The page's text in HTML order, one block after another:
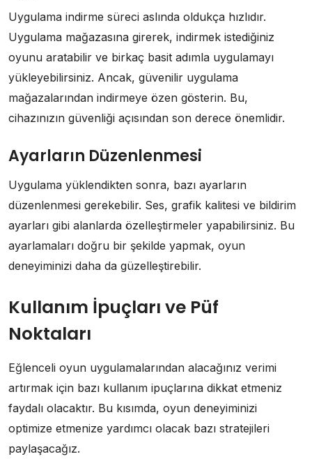
Uygulama indirme süreci aslında oldukça hızlıdır.
Uygulama mağazasına girerek, indirmek istediğiniz
oyunu aratabilir ve birkaç basit adımla uygulamayı
yükleyebilirsiniz. Ancak, güvenilir uygulama
mağazalarından indirmeye özen gösterin. Bu,
cihazınızın güvenliği açısından son derece önemlidir.
Ayarların Düzenlenmesi
Uygulama yüklendikten sonra, bazı ayarların
düzenlenmesi gerekebilir. Ses, grafik kalitesi ve bildirim
ayarları gibi alanlarda özelleştirmeler yapabilirsiniz. Bu
ayarlamaları doğru bir şekilde yapmak, oyun
deneyiminizi daha da güzelleştirebilir.
Kullanım İpuçları ve Püf
Noktaları
Eğlenceli oyun uygulamalarından alacağınız verimi
artırmak için bazı kullanım ipuçlarına dikkat etmeniz
faydalı olacaktır. Bu kısımda, oyun deneyiminizi
optimize etmenize yardımcı olacak bazı stratejileri
paylaşacağız.